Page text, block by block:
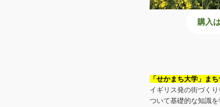
購入
「せかまち大学」ま
イギリス発の街づく
ついて基礎的な知識